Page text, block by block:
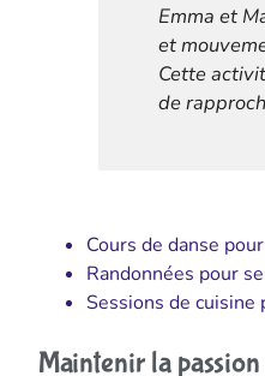
Emma et
et
Cette
de
Cours de danse
Randonnées pour
Sessions de
Maintenir la